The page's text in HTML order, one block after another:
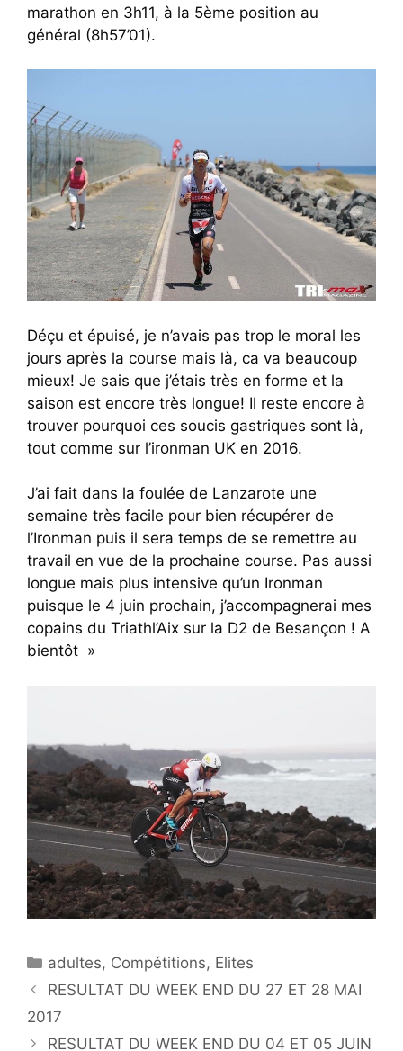
marathon en 3h11, à la 5ème position au
général (8h57’01).
Déçu et épuisé, je n’avais pas trop le moral les
jours après la course mais là, ca va beaucoup
mieux! Je sais que j’étais très en forme et la
saison est encore très longue! Il reste encore à
trouver pourquoi ces soucis gastriques sont là,
tout comme sur l’ironman UK en 2016.
J’ai fait dans la foulée de Lanzarote une
semaine très facile pour bien récupérer de
l’Ironman puis il sera temps de se remettre au
travail en vue de la prochaine course. Pas aussi
longue mais plus intensive qu’un Ironman
puisque le 4 juin prochain, j’accompagnerai mes
copains du Triathl’Aix sur la D2 de Besançon ! A
bientôt »
Catégories
adultes, Compétitions, Elites
RESULTAT DU WEEK END DU 27 ET 28 MAI
2017
RESULTAT DU WEEK END DU 04 ET 05 JUIN